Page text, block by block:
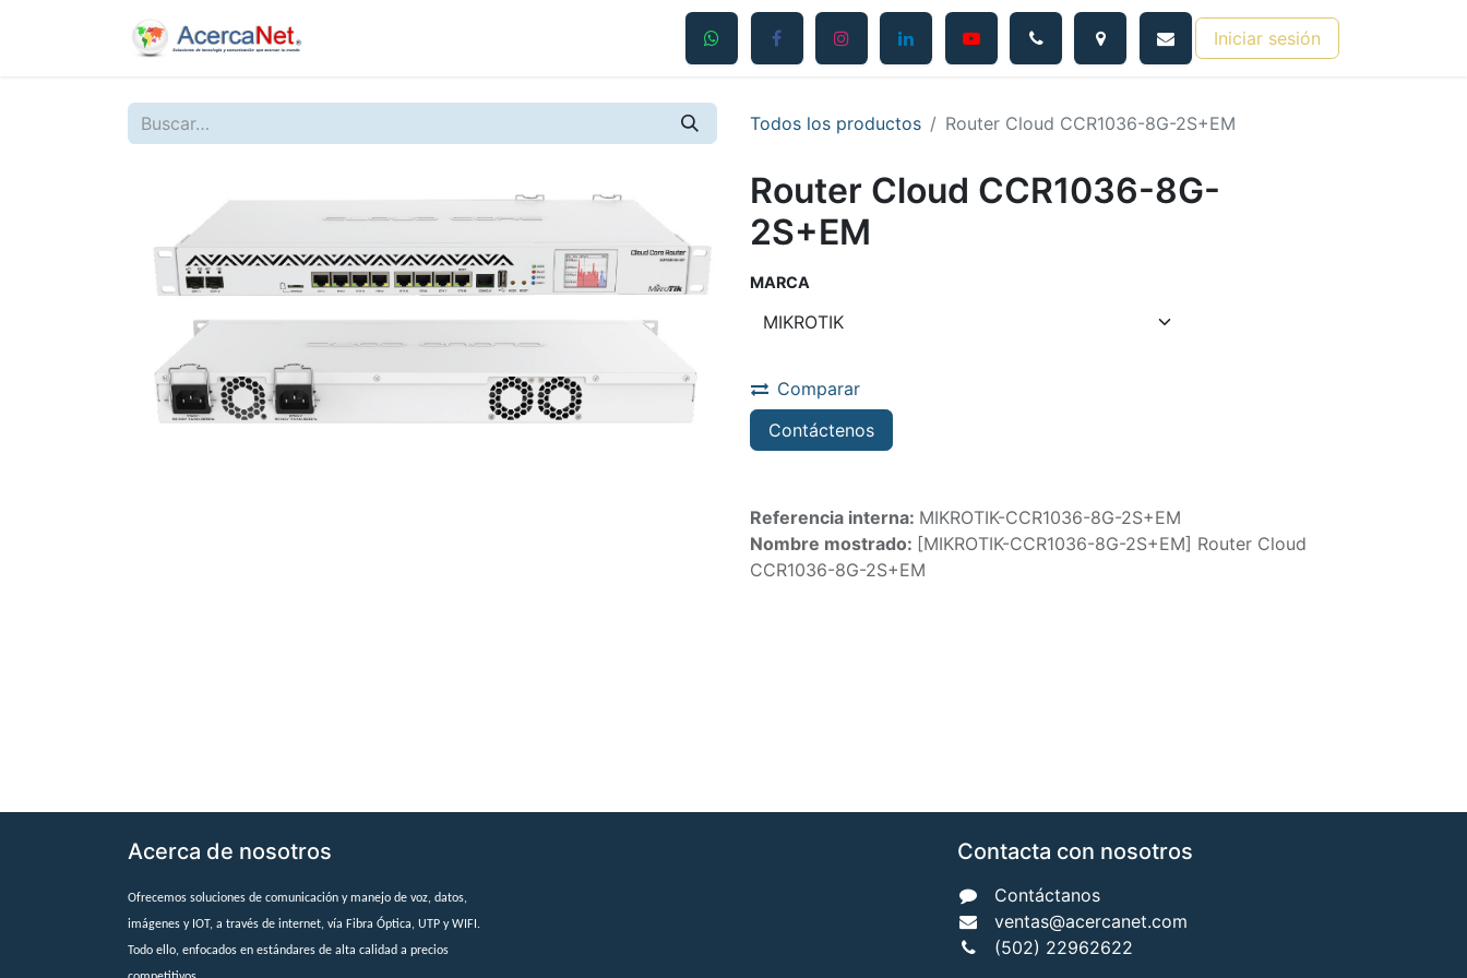
Contáctanos Blog Iniciar sesión
Todos los productos Router Cloud CCR1036-8G-2S+EM
Router Cloud CCR1036-8G-
2S+EM
MARCA
Comparar
Contáctenos
Referencia interna: MIKROTIK-CCR1036-8G-2S+EM
Nombre mostrado: [MIKROTIK-CCR1036-8G-2S+EM] Router Cloud
CCR1036-8G-2S+EM
Acerca de nosotros
Ofrecemos soluciones de comunicación y manejo de voz, datos,
imágenes y IOT, a través de internet, vía Fibra Óptica, UTP y WIFI.
Todo ello, enfocados en estándares de alta calidad a precios
Contacta con nosotros
Contáctanos
ventas@acercanet.com
(502) 22962622